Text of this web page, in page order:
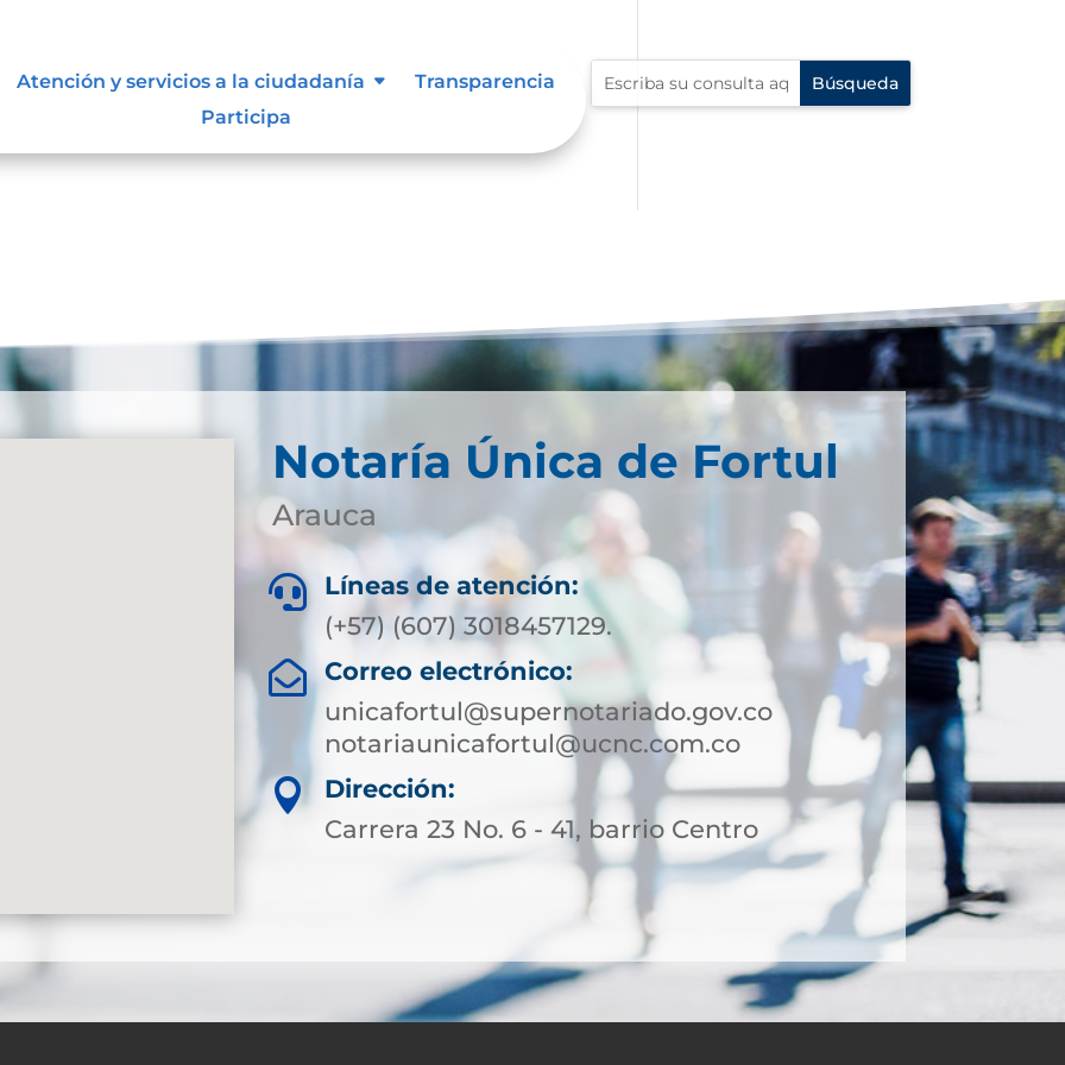
Atención y servicios a la ciudadanía
Transparencia
Participa
Notaría Única de Fortul
Arauca

Líneas de atención:
(+57) (607) 3018457129.
 Correo electrónico:
unicafortul@supernotariado.gov.co
notariaunicafortul@ucnc.com.co

Dirección:
Carrera 23 No. 6 - 41, barrio Centro